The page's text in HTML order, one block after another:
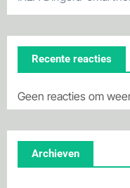
Recente reacties
Geen reacties om
Archieven